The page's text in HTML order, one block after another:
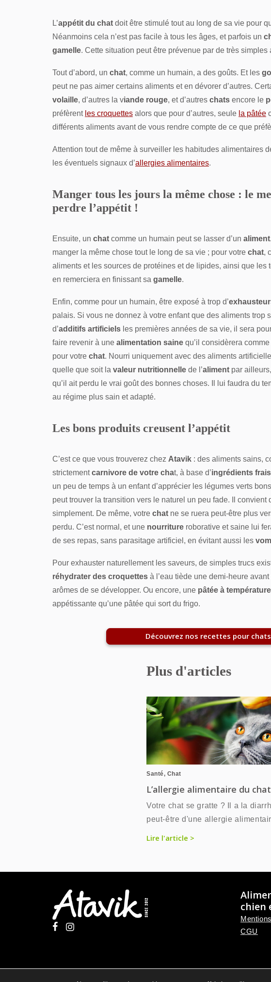
L’appétit du chat doit être stimulé tout au long de sa vie pour
Néanmoins cela n’est pas facile à tous les âges, et parfois un
gamelle. Cette situation peut être prévenue par de très simples
Tout d’abord, un chat, comme un humain, a des goûts. Et les
peut ne pas aimer certains aliments et en dévorer d’autres.
volaille, d’autres la viande rouge, et d’autres chats encore le
préfèrent les croquettes alors que pour d’autres, seule la pâtée
différents aliments avant de vous rendre compte de ce que
Attention tout de même à surveiller les habitudes alimentaires
les éventuels signaux d’allergies alimentaires.
Manger tous les jours la même chose : le
perdre l’appétit !
Ensuite, un chat comme un humain peut se lasser d’un aliment
manger la même chose tout le long de sa vie ; pour votre chat,
aliments et les sources de protéines et de lipides, ainsi que les
en remerciera en finissant sa gamelle.
Enfin, comme pour un humain, être exposé à trop d’
palais. Si vous ne donnez à votre enfant que des aliments trop
d’additifs artificiels les premières années de sa vie, il sera
faire revenir à une alimentation saine qu’il considèrera
pour votre chat. Nourri uniquement avec des aliments
quelle que soit la valeur nutritionnelle de l’aliment par
qu’il ait perdu le vrai goût des bonnes choses. Il lui faudra du
au régime plus sain et adapté.
Les bons produits creusent l’appétit
C’est ce que vous trouverez chez Atavik : des aliments sains,
strictementcarnivore de votre chat, à base d’ingrédients frais
un peu de temps à un enfant d’apprécier les légumes verts
peut trouver la transition vers le naturel un peu fade. Il convient
simplement. De même, votre chat ne se ruera peut-être plus
perdu. C’est normal, et une nourriture roborative et saine lui
de ses repas, sans parasitage artificiel, en évitant aussi les
Pour exhauster naturellement les saveurs, de simples trucs
réhydrater des croquettes à l’eau tiède une demi-heure
arômes de se développer. Ou encore, une pâtée à
appétissante qu’une pâtée qui sort du frigo.
Découvrez nos recettes pour chats
Plus d'articles
Santé, Chat
L’allergie alimentaire du chat
Votre chat se gratte ? Il a la
peut-être d'une allergie
Lire l'article >
chien
CGU